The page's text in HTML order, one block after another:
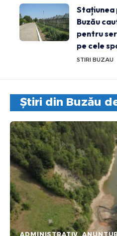
Stațiunea
Buzău
pentru
pe cele
STIRI BUZAU
Știri din Buzău
ADMINISTRATIV